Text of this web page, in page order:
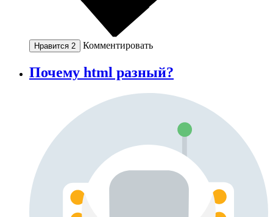
Нравится 2 Комментировать
Почему html разный?